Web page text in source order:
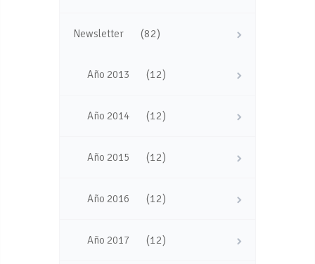
Newsletter (82)
Año 2013 (12)
Año 2014 (12)
Año 2015 (12)
Año 2016 (12)
Año 2017 (12)